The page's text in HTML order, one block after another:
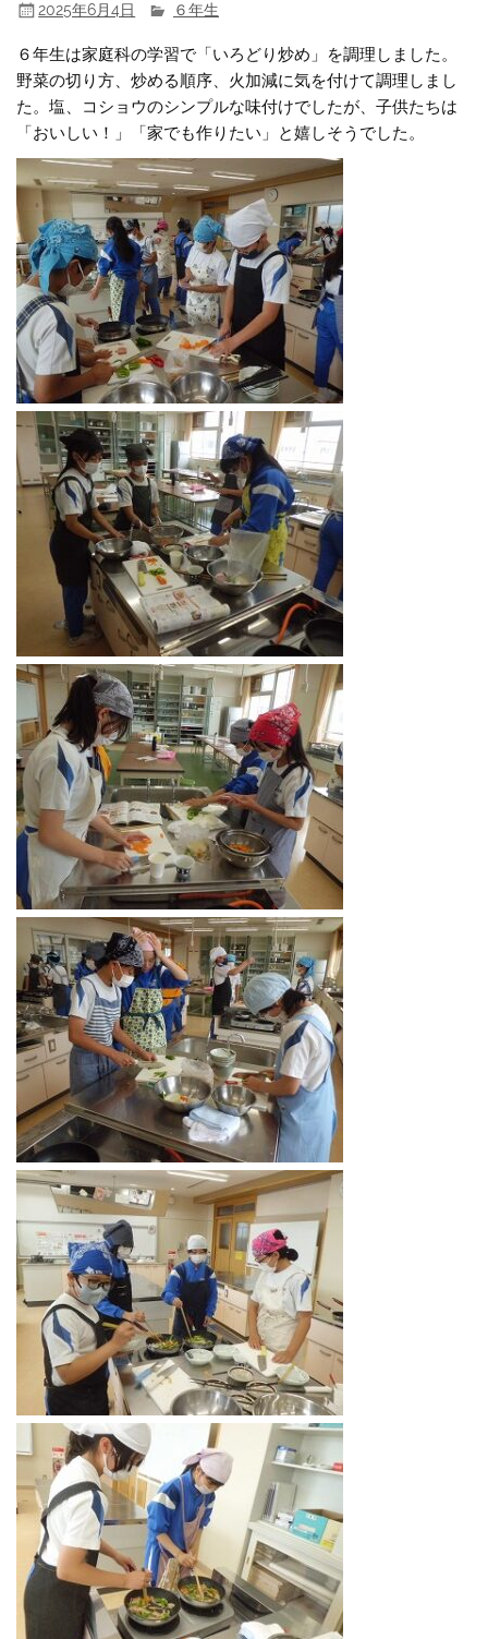
2025年6月4日 ６年生
６年生は家庭科の学習で「いろどり炒め」を調理しました。
野菜の切り方、炒める順序、火加減に気を付けて調理しまし
た。塩、コショウのシンプルな味付けでしたが、子供たちは
「おいしい！」「家でも作りたい」と嬉しそうでした。